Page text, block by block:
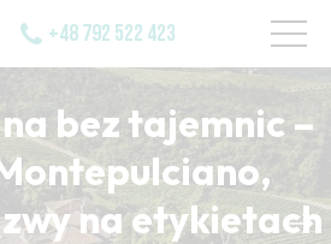
+48 792 522 423
bez tajemnic –
na etykietach